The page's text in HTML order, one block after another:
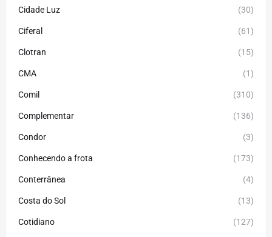
Cidade Luz (30)
Ciferal (61)
Clotran (15)
CMA (1)
Comil (310)
Complementar (136)
Condor (3)
Conhecendo a frota (173)
Conterrânea (4)
Costa do Sol (13)
Cotidiano (127)